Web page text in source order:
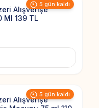
5 gün kaldı
Alışverişe
Ml 139 TL
5 gün kaldı
Add to
Alışverişe